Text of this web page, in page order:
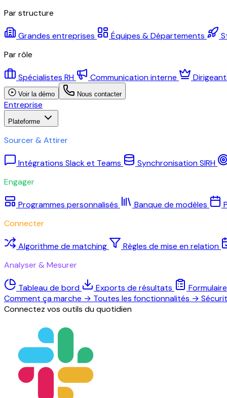
Par structure
Grandes entreprises Équipes & Départements
Par rôle
Spécialistes RH Communication interne
Voir la démo Nous contacter
Entreprise
Plateforme
Sourcer & Attirer
Intégrations Slack et Teams
Synchronisation SIRH
Engager
Programmes personnalisés Banque de modèles
Connecter
Algorithme de matching
Règles de mise en relation
Analyser & Mesurer
Tableau de bord Exports de résultats
Comment ça marche → Toutes les fonctionnalités →
Connectez vos outils du quotidien